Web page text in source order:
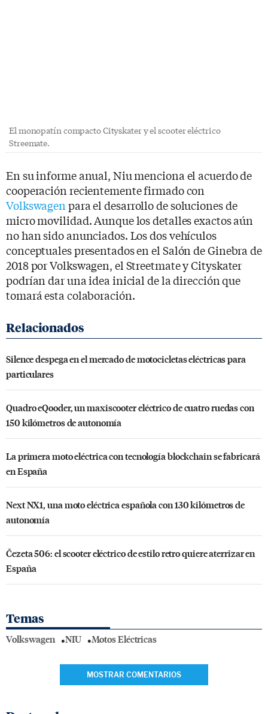
El monopatín compacto Cityskater y el scooter eléctrico
Streemate.
En su informe anual, Niu menciona el acuerdo de
cooperación recientemente firmado con
Volkswagenpara el desarrollo de soluciones de
micro movilidad. Aunque los detalles exactos aún
no han sido anunciados. Los dos vehículos
conceptuales presentados en el Salón de Ginebra de
2018 por Volkswagen, el Streetmate y Cityskater
podrían dar una idea inicial de la dirección que
tomará esta colaboración.
Silence despega en el mercado de motocicletas eléctricas para
particulares
Quadro eQooder, un maxiscooter eléctrico de cuatro ruedas con
150 kilómetros de autonomía
La primera moto eléctrica con tecnología blockchain se fabricará
en España
Next NX1, una moto eléctrica española con 130 kilómetros de
autonomía
Čezeta 506: el scooter eléctrico de estilo retro quiere aterrizar en
España
Temas
Volkswagen NIU Motos Eléctricas
MOSTRAR COMENTARIOS